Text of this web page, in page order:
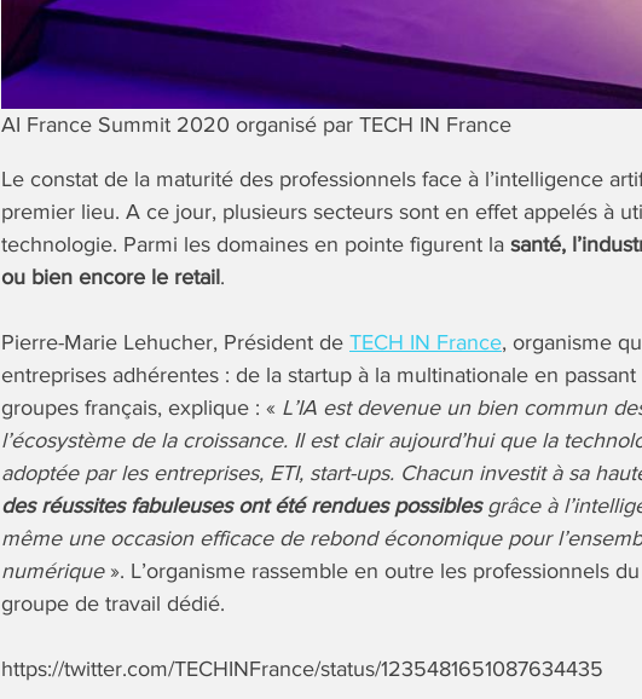
AI France Summit 2020 organisé par TECH IN France
Le constat de la maturité des professionnels face à l’intelligence
premier lieu. A ce jour, plusieurs secteurs sont en effet appelés à
technologie. Parmi les domaines en pointe figurent la santé,
ou bien encore le retail.
Pierre-Marie Lehucher, Président de TECH IN France, organisme
entreprises adhérentes : de la startup à la multinationale en
groupes français, explique : « L’IA est devenue un bien commun
l’écosystème de la croissance. Il est clair aujourd’hui que la
adoptée par les entreprises, ETI, start-ups. Chacun investit à sa
des réussites fabuleuses ont été rendues possiblesgrâce à
même une occasion efficace de rebond économique pour
numérique». L’organisme rassemble en outre les professionnels
groupe de travail dédié.
https://twitter.com/TECHINFrance/status/1235481651087634435